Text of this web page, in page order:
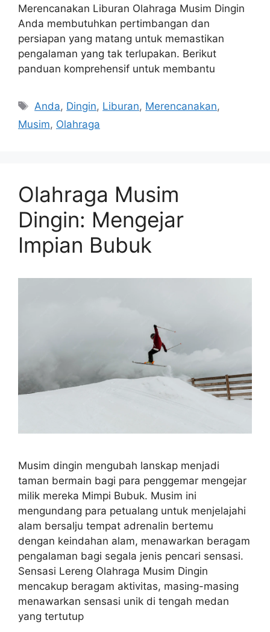
Merencanakan Liburan Olahraga Musim Dingin
Anda membutuhkan pertimbangan dan
persiapan yang matang untuk memastikan
pengalaman yang tak terlupakan. Berikut
panduan komprehensif untuk membantu
Tags
Anda, Dingin, Liburan, Merencanakan,
Musim, Olahraga
Olahraga Musim
Dingin: Mengejar
Impian Bubuk
Musim dingin mengubah lanskap menjadi
taman bermain bagi para penggemar mengejar
milik mereka Mimpi Bubuk. Musim ini
mengundang para petualang untuk menjelajahi
alam bersalju tempat adrenalin bertemu
dengan keindahan alam, menawarkan beragam
pengalaman bagi segala jenis pencari sensasi.
Sensasi Lereng Olahraga Musim Dingin
mencakup beragam aktivitas, masing-masing
menawarkan sensasi unik di tengah medan
yang tertutup